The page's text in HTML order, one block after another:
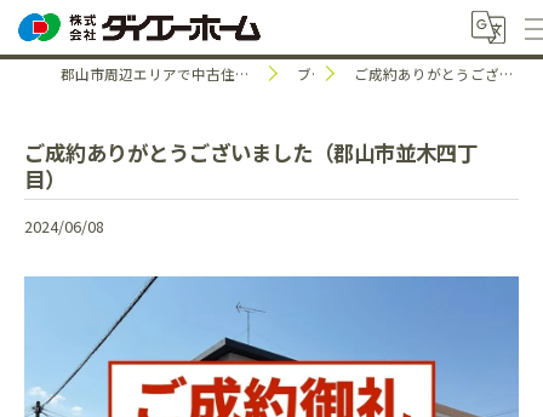
郡山市周辺エリアで中古住宅のことなら株式会社ダイエーホーム ブログ ご成約ありがとうございました（郡山市並木四丁目）
ご成約ありがとうございました（郡山市並木四丁
目）
2024/06/08